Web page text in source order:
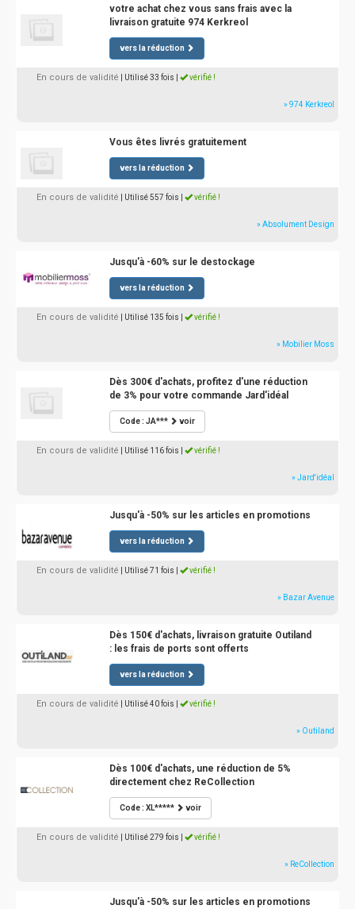
votre achat chez vous sans frais avec la
livraison gratuite 974 Kerkreol
vers la réduction
En cours de validité | Utilisé 33 fois vérifié !
» 974 Kerkreol
Vous êtes livrés gratuitement
vers la réduction
En cours de validité | Utilisé 557 fois vérifié !
» Absolument Design
Jusqu'à -60% sur le destockage
vers la réduction
En cours de validité | Utilisé 135 fois vérifié !
» Mobilier Moss
Dès 300€ d'achats, profitez d'une réduction
de 3% pour votre commande Jard'idéal
Code : JA*** voir
En cours de validité | Utilisé 116 fois vérifié !
» Jard'idéal
Jusqu'à -50% sur les articles en promotions
vers la réduction
En cours de validité | Utilisé 71 fois vérifié !
» Bazar Avenue
Dès 150€ d'achats, livraison gratuite Outiland
: les frais de ports sont offerts
vers la réduction
En cours de validité | Utilisé 40 fois vérifié !
» Outiland
Dès 100€ d'achats, une réduction de 5%
directement chez ReCollection
Code : XL***** voir
En cours de validité | Utilisé 279 fois vérifié !
» ReCollection
Jusqu'à -50% sur les articles en promotions